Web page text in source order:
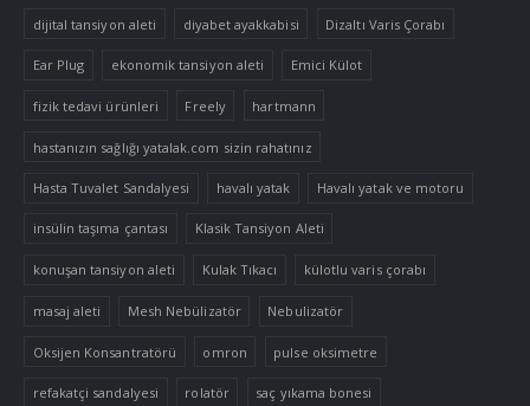
dijital tansiyon aleti diyabet ayakkabisi Dizaltı Varis Çorabı
Ear Plug ekonomik tansiyon aleti Emici Külot
fizik tedavi ürünleri Freely hartmann
hastanızın sağlığı yatalak.com sizin rahatınız
Hasta Tuvalet Sandalyesi havalı yatak Havalı yatak ve motoru
insülin taşıma çantası Klasik Tansiyon Aleti
konuşan tansiyon aleti Kulak Tıkacı külotlu varis çorabı
masaj aleti Mesh Nebülizatör Nebulizatör
Oksijen Konsantratörü omron pulse oksimetre
refakatçi sandalyesi rolatör saç yıkama bonesi